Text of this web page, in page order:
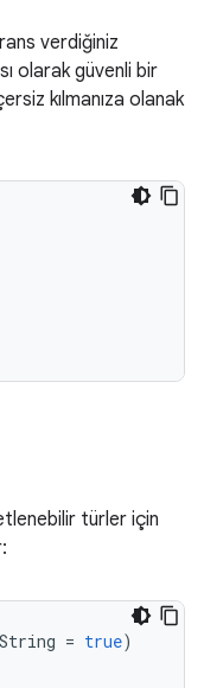
verdiğiniz
olarak güvenli bir
kılmanıza olanak
türler için
= true)